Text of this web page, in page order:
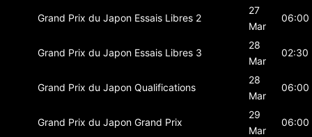
Grand Prix du Japon Essais Libres 2
27
Mar
06:00
Grand Prix du Japon Essais Libres 3
28
Mar
02:30
Grand Prix du Japon Qualifications
28
Mar
06:00
Grand Prix du Japon Grand Prix
29
Mar
06:00